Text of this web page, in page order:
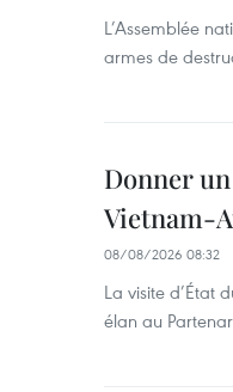
L’Assemblée
armes de
Donner
Vietnam-
08/08/2026 08:32
La visite d’État
élan au